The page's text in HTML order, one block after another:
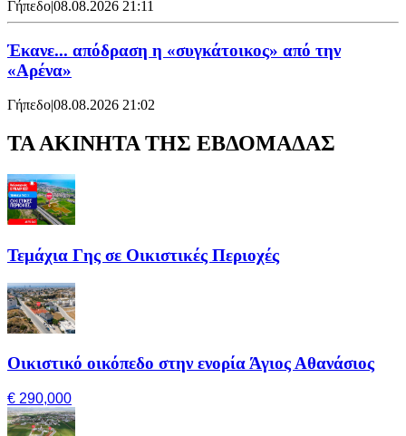
Γήπεδο|08.08.2026 21:11
Έκανε... απόδραση η «συγκάτοικος» από την
«Αρένα»
Γήπεδο|08.08.2026 21:02
ΤΑ ΑΚΙΝΗΤΑ ΤΗΣ ΕΒΔΟΜΑΔΑΣ
Τεμάχια Γης σε Οικιστικές Περιοχές
Οικιστικό οικόπεδο στην ενορία Άγιος Αθανάσιος
€ 290,000